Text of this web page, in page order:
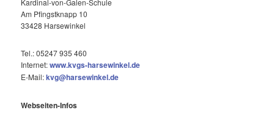
Am Pfingstknapp 10
33428 Harsewinkel
Tel.: 05247 935 460
Internet:www.kvgs-harsewinkel.de
E-Mail:kvg@harsewinkel.de
Webseiten-Infos